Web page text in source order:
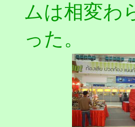
ムは相変わ
った。